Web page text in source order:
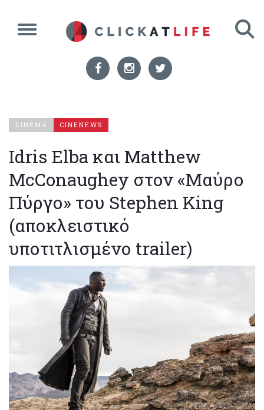
ΣΙΝΕΜΑ CINENEWS
Idris Elba και Matthew
McConaughey στον «Mαύρο
Πύργο» του Stephen King
(αποκλειστικό
υποτιτλισμένο trailer)